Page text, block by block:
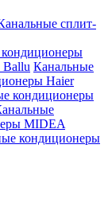
сплит-
Ballu Канальные
Haier
кондиционеры
MIDEA
кондиционеры